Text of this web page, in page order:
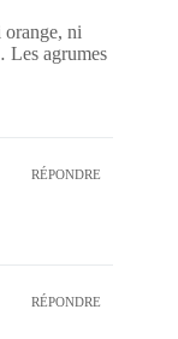
ni
Les agrumes
RÉPONDRE
RÉPONDRE